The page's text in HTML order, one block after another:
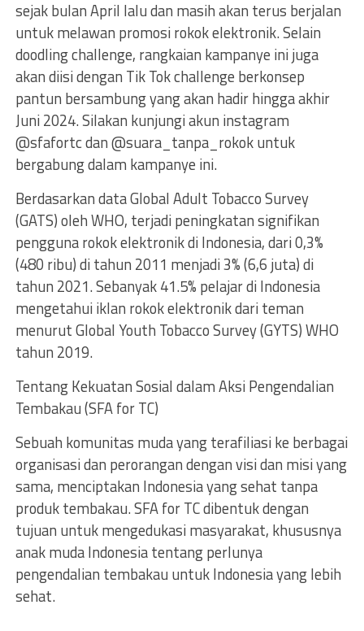
sejak bulan April lalu dan masih akan terus berjalan
untuk melawan promosi rokok elektronik. Selain
doodling challenge, rangkaian kampanye ini juga
akan diisi dengan Tik Tok challenge berkonsep
pantun bersambung yang akan hadir hingga akhir
Juni 2024. Silakan kunjungi akun instagram
@sfafortc dan @suara_tanpa_rokok untuk
bergabung dalam kampanye ini.
Berdasarkan data Global Adult Tobacco Survey
(GATS) oleh WHO, terjadi peningkatan signifikan
pengguna rokok elektronik di Indonesia, dari 0,3%
(480 ribu) di tahun 2011 menjadi 3% (6,6 juta) di
tahun 2021. Sebanyak 41.5% pelajar di Indonesia
mengetahui iklan rokok elektronik dari teman
menurut Global Youth Tobacco Survey (GYTS) WHO
tahun 2019.
Tentang Kekuatan Sosial dalam Aksi Pengendalian
Tembakau (SFA for TC)
Sebuah komunitas muda yang terafiliasi ke berbagai
organisasi dan perorangan dengan visi dan misi yang
sama, menciptakan Indonesia yang sehat tanpa
produk tembakau. SFA for TC dibentuk dengan
tujuan untuk mengedukasi masyarakat, khususnya
anak muda Indonesia tentang perlunya
pengendalian tembakau untuk Indonesia yang lebih
sehat.